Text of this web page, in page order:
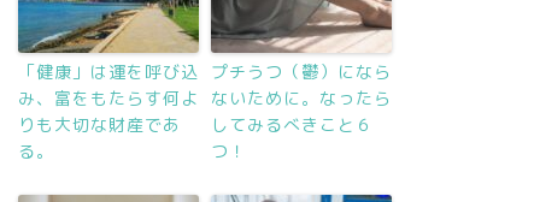
「健康」は運を呼び込
み、富をもたらす何よ
りも大切な財産であ
る。
プチうつ（鬱）になら
ないために。なったら
してみるべきこと６
つ！